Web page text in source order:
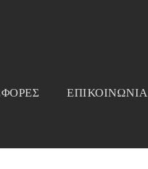
ΕΠΙΚΟΙΝΩΝΙΑ